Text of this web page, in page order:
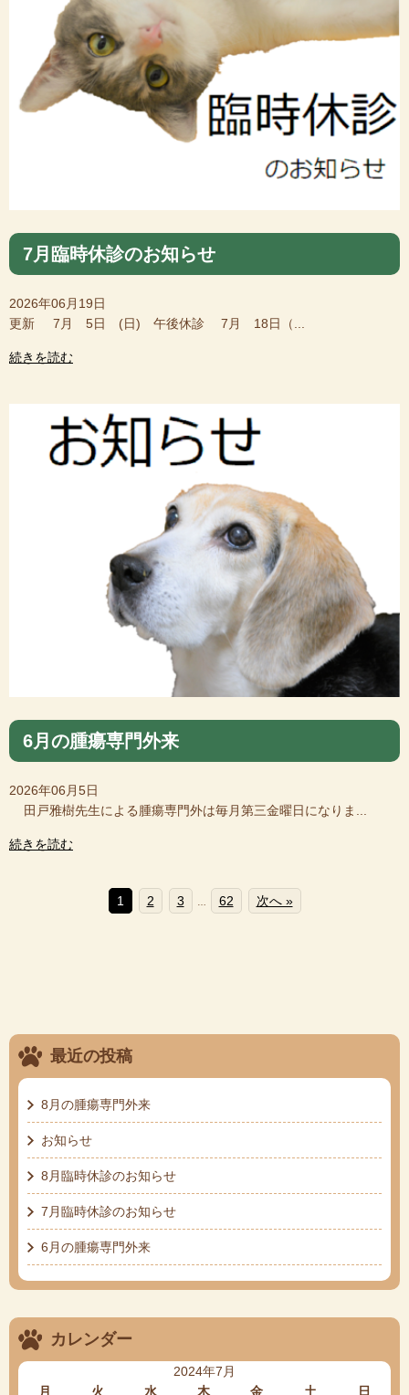
7月臨時休診のお知らせ
2026年06月19日
更新 7月 5日 (日) 午後休診 7月 18日（...
続きを読む
6月の腫瘍専門外来
2026年06月5日
田戸雅樹先生による腫瘍専門外は毎月第三金曜日になりま...
続きを読む
1 2 3 62 次へ »
最近の投稿
8月の腫瘍専門外来
お知らせ
8月臨時休診のお知らせ
7月臨時休診のお知らせ
6月の腫瘍専門外来
カレンダー
2024年7月
月
火 水 木 金 土 日